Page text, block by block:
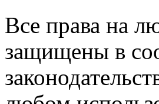
Все права на
защищены в